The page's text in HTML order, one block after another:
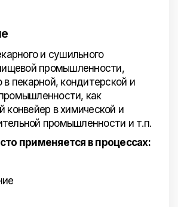
и сушильного
промышленности,
в пекарной, кондитерской и
как
конвейер в химической и
промышленности и т.п.
применяется в процессах: